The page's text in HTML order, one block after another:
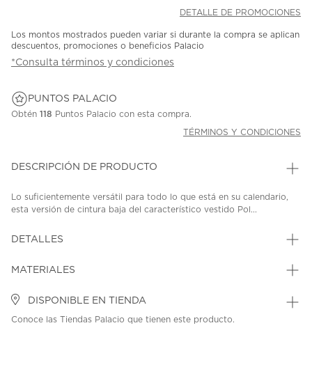
DETALLE DE PROMOCIONES
Los montos mostrados pueden variar si durante la compra se aplican
descuentos, promociones o beneficios Palacio
*Consulta términos y condiciones
PUNTOS PALACIO
Obtén 118 Puntos Palacio con esta compra.
TÉRMINOS Y CONDICIONES
DESCRIPCIÓN DE PRODUCTO
Lo suficientemente versátil para todo lo que está en su calendario,
esta versión de cintura baja del característico vestido Pol...
DETALLES
MATERIALES
DISPONIBLE EN TIENDA
Conoce las Tiendas Palacio que tienen este producto.